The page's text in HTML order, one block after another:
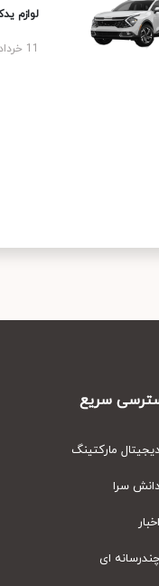
لوازم یدکی
سریع
مارکتینگ
سرا
ای